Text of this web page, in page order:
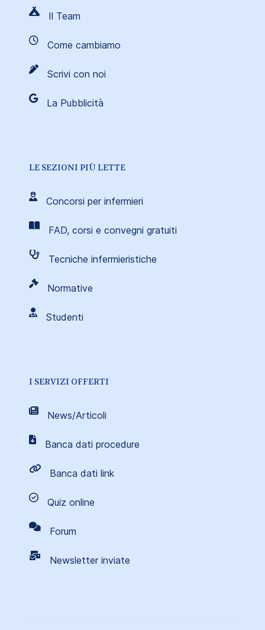
Il Team
Come cambiamo
Scrivi con noi
La Pubblicità
LE SEZIONI PIÙ LETTE
Concorsi per infermieri
FAD, corsi e convegni gratuiti
Tecniche infermieristiche
Normative
Studenti
I SERVIZI OFFERTI
News/Articoli
Banca dati procedure
Banca dati link
Quiz online
Forum
Newsletter inviate